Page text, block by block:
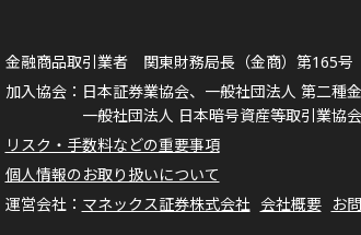
金融商品取引業者 関東財務局長（金商）第165号
日本証券業協会、一般社団法人 第二種
一般社団法人 日本暗号資産等取引業協
リスク・手数料などの重要事項
個人情報のお取り扱いについて
マネックス証券株式会社 会社概要 お